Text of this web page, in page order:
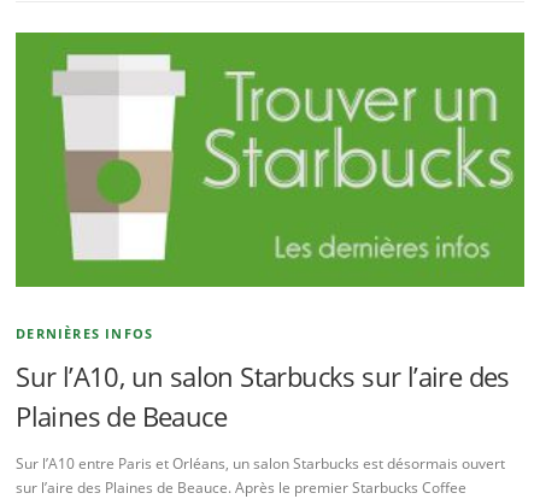
DERNIÈRES INFOS
Sur l’A10, un salon Starbucks sur l’aire des
Plaines de Beauce
Sur l’A10 entre Paris et Orléans, un salon Starbucks est désormais ouvert
sur l’aire des Plaines de Beauce. Après le premier Starbucks Coffee